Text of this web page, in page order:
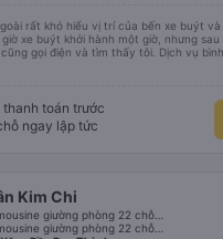
rất khó hiểu vị trí của bến xe buýt và
xe buýt khởi hành một giờ, nhưng sau
gọi điện và tìm thấy tôi. Dịch vụ
ngon hơn ở khách sạn vì tôi rất thoải
thanh toán trước
ngay lập tức
Kim Chi